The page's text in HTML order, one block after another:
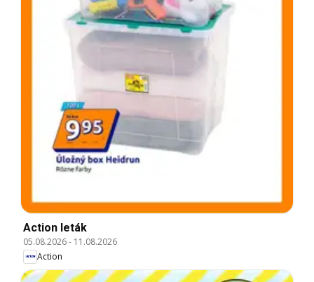
Action leták
05.08.2026- 11.08.2026
Action